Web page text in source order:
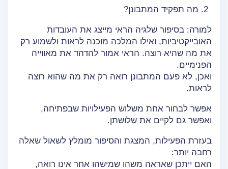
מה תפקיד המתבונן?
למורה: בסיפור שלגיה הראי מייצג את העובדות
האובייקטיביות, ואילו המלכה מוכנה לראות ולשמוע רק
את מה שהיא רוצה. הראי אמור להדהד את מאווייה
הפנימיים.
ואכן, לא פעם המתבונן רואה רק את מה שהוא רוצה
לראות.
אפשר לבחור אחת משלוש הפעילויות שבפתיחה,
ואפשר גם לקיים את שלושתן.
בעזרת הפעילות, המצגת והסיפור מומלץ לשאול שאלה
רחבה יותר:
האם ייתכן שאראה משהו שמישהו אחר אינו רואה,